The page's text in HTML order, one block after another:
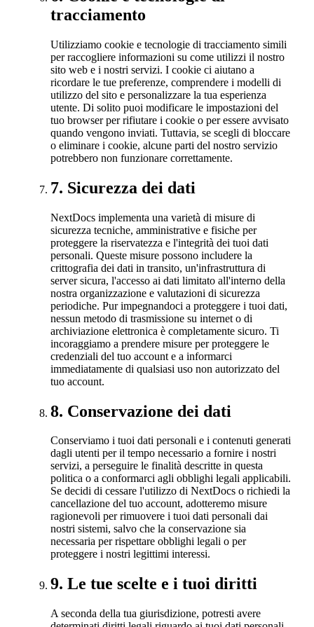
tracciamento
Utilizziamo cookie e tecnologie di tracciamento simili
per raccogliere informazioni su come utilizzi il nostro
sito web e i nostri servizi. I cookie ci aiutano a
ricordare le tue preferenze, comprendere i modelli di
utilizzo del sito e personalizzare la tua esperienza
utente. Di solito puoi modificare le impostazioni del
tuo browser per rifiutare i cookie o per essere avvisato
quando vengono inviati. Tuttavia, se scegli di bloccare
o eliminare i cookie, alcune parti del nostro servizio
potrebbero non funzionare correttamente.
7. Sicurezza dei dati
NextDocs implementa una varietà di misure di
sicurezza tecniche, amministrative e fisiche per
proteggere la riservatezza e l'integrità dei tuoi dati
personali. Queste misure possono includere la
crittografia dei dati in transito, un'infrastruttura di
server sicura, l'accesso ai dati limitato all'interno della
nostra organizzazione e valutazioni di sicurezza
periodiche. Pur impegnandoci a proteggere i tuoi dati,
nessun metodo di trasmissione su internet o di
archiviazione elettronica è completamente sicuro. Ti
incoraggiamo a prendere misure per proteggere le
credenziali del tuo account e a informarci
immediatamente di qualsiasi uso non autorizzato del
tuo account.
8. Conservazione dei dati
Conserviamo i tuoi dati personali e i contenuti generati
dagli utenti per il tempo necessario a fornire i nostri
servizi, a perseguire le finalità descritte in questa
politica o a conformarci agli obblighi legali applicabili.
Se decidi di cessare l'utilizzo di NextDocs o richiedi la
cancellazione del tuo account, adotteremo misure
ragionevoli per rimuovere i tuoi dati personali dai
nostri sistemi, salvo che la conservazione sia
necessaria per rispettare obblighi legali o per
proteggere i nostri legittimi interessi.
9. Le tue scelte e i tuoi diritti
A seconda della tua giurisdizione, potresti avere